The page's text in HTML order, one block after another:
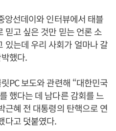
앙선데이와 인터뷰에서 태블
믿고 싶은 것만 믿는 언론 소
있는데 우리 사회가 얼마나 갈
했다.
PC 보도와 관련해 “대한민국
했다는 데 남다른 감회를 느
근혜 전 대통령의 탄핵으로 연
다고 덧붙였다.